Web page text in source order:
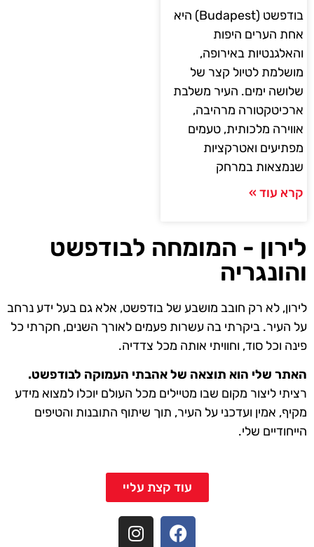
בודפשט (Budapest) היא
אחת הערים היפות
והאלגנטיות באירופה,
מושלמת לטיול קצר של
שלושה ימים. העיר משלבת
ארכיטקטורה מרהיבה,
אווירה מלכותית, טעמים
מפתיעים ואטרקציות
שנמצאות במרחק
קרא עוד »
לירון - המומחה לבודפשט
והונגריה
לירון, לא רק חובב מושבע של בודפשט, אלא גם בעל ידע נרחב
על העיר. ביקרתי בה עשרות פעמים לאורך השנים, חקרתי כל
פינה וכל סוד, וחוויתי אותה מכל צדדיה.
האתר שלי הוא תוצאה של אהבתי העמוקה לבודפשט.
רציתי ליצור מקום שבו מטיילים מכל העולם יוכלו למצוא מידע
מקיף, אמין ועדכני על העיר, תוך שיתוף התובנות והטיפים
הייחודיים שלי.
עוד קצת עליי